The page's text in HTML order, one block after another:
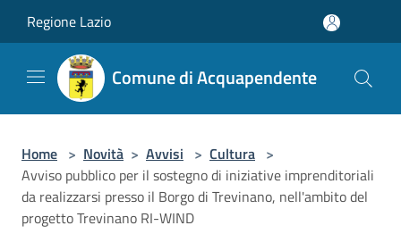
Regione Lazio
Comune di Acquapendente
Home > Novità > Avvisi > Cultura >
Avviso pubblico per il sostegno di iniziative imprenditoriali
da realizzarsi presso il Borgo di Trevinano, nell'ambito del
progetto Trevinano RI-WIND